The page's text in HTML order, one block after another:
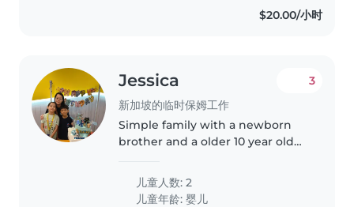
$20.00/小时
Jessica
新加坡的临时保姆工作
3
Simple family with a newborn
brother and a older 10 year old
儿童人数: 2
儿童年龄:婴儿